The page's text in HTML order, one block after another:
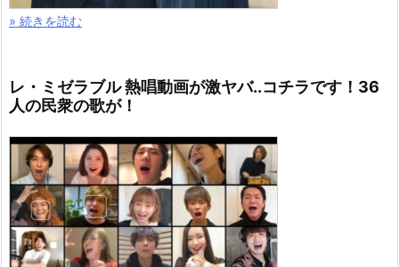
» 続きを読む
レ・ミゼラブル 熱唱動画が激ヤバ..コチラです！36
人の民衆の歌が！